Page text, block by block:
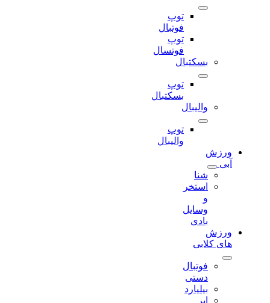
توپ
فوتبال
توپ
فوتسال
بسکتبال
توپ
بسکتبال
والیبال
توپ
والیبال
ورزش
شنا
استخر
وسایل
ورزش
های کلابی
فوتبال
دستی
بیلیارد